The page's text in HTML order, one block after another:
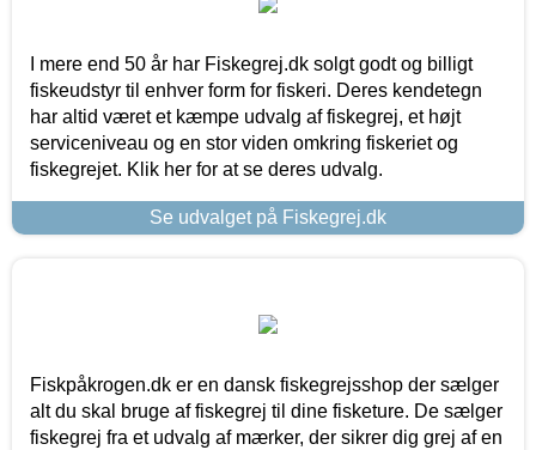
I mere end 50 år har Fiskegrej.dk solgt godt og billigt
fiskeudstyr til enhver form for fiskeri. Deres kendetegn
har altid været et kæmpe udvalg af fiskegrej, et højt
serviceniveau og en stor viden omkring fiskeriet og
fiskegrejet. Klik her for at se deres udvalg.
Se udvalget på Fiskegrej.dk
Fiskpåkrogen.dk er en dansk fiskegrejsshop der sælger
alt du skal bruge af fiskegrej til dine fisketure. De sælger
fiskegrej fra et udvalg af mærker, der sikrer dig grej af en